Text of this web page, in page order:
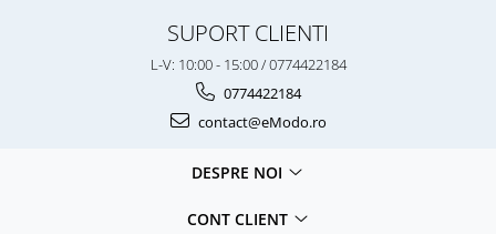
SUPORT CLIENTI
L-V: 10:00 - 15:00 / 0774422184
0774422184
contact@eModo.ro
DESPRE NOI
CONT CLIENT